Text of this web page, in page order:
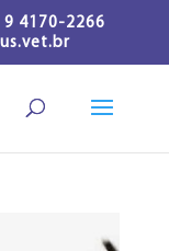
9 4170-2266